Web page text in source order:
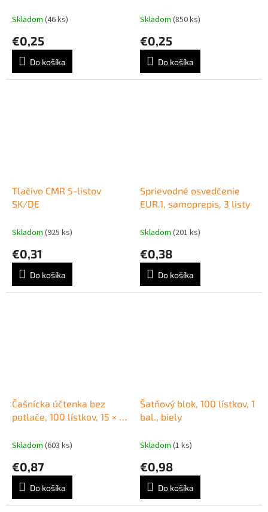
Skladom (46 ks)
€0,25
Do košíka
Skladom (850 ks)
€0,25
Do košíka
Tlačivo CMR 5-listov
SK/DE
Skladom (925 ks)
€0,31
Do košíka
Sprievodné osvedčenie
EUR.1, samoprepis, 3 listy
Skladom (201 ks)
€0,38
Do košíka
Čašnícka účtenka bez
potlače, 100 lístkov, 15 × 7
Skladom (603 ks)
€0,87
Do košíka
Šatňový blok, 100 lístkov, 1
bal., biely
Skladom (1 ks)
€0,98
Do košíka